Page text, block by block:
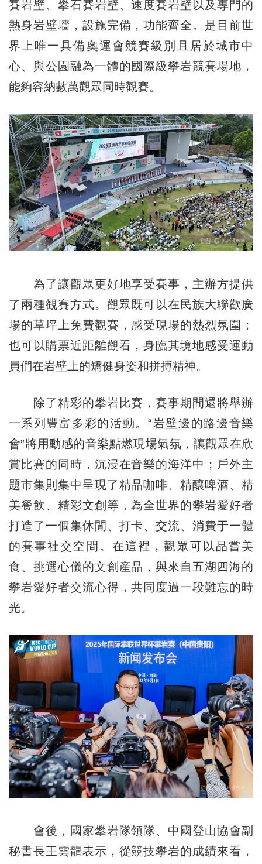
賽岩壁、攀石賽岩壁、速度賽岩壁以及專門的
熱身岩壁墻，設施完備，功能齊全。是目前世
界上唯一具備奧運會競賽級別且居於城市中
心、與公園融為一體的國際級攀岩競賽場地，
能夠容納數萬觀眾同時觀賽。
為了讓觀眾更好地享受賽事，主辦方提供
了兩種觀賽方式。觀眾既可以在民族大聯歡廣
場的草坪上免費觀賽，感受現場的熱烈氛圍；
也可以購票近距離觀看，身臨其境地感受運動
員們在岩壁上的矯健身姿和拼搏精神。
除了精彩的攀岩比賽，賽事期間還將舉辦
一系列豐富多彩的活動。“岩壁邊的路邊音樂
會”將用動感的音樂點燃現場氣氛，讓觀眾在欣
賞比賽的同時，沉浸在音樂的海洋中；戶外主
題市集則集中呈現了精品咖啡、精釀啤酒、精
美餐飲、精彩文創等，為全世界的攀岩愛好者
打造了一個集休閒、打卡、交流、消費于一體
的賽事社交空間。在這裡，觀眾可以品嘗美
食、挑選心儀的文創産品，與來自五湖四海的
攀岩愛好者交流心得，共同度過一段難忘的時
光。
會後，國家攀岩隊領隊、中國登山協會副
秘書長王雲龍表示，從競技攀岩的成績來看，